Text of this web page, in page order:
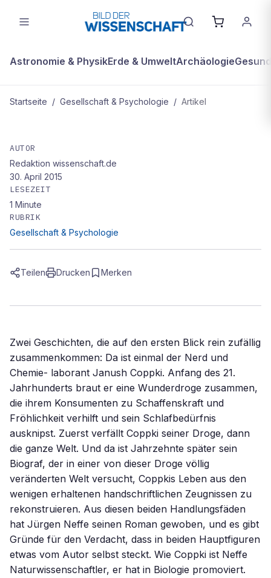
Astronomie & PhysikErde & UmweltArchäologie
Startseite / Gesellschaft & Psychologie / Artikel
Schlaflos fröhlich
AUTOR
Redaktion wissenschaft.de
30. April 2015
LESEZEIT
1 Minute
RUBRIK
Gesellschaft & Psychologie
Teilen Drucken Merken
Zwei Geschichten, die auf den ersten Blick rein zufällig
zusammenkommen: Da ist einmal der Nerd und
Chemie- laborant Janush Coppki. Anfang des 21.
Jahrhunderts braut er eine Wunderdroge zusammen,
die ihrem Konsumenten zu Schaffenskraft und
Fröhlichkeit verhilft und sein Schlafbedürfnis
ausknipst. Zuerst verfällt Coppki seiner Droge, dann
die ganze Welt. Und da ist Jahrzehnte später sein
Biograf, der in einer von dieser Droge völlig
veränderten Welt versucht, Coppkis Leben aus den
wenigen erhaltenen handschriftlichen Zeugnissen zu
rekonstruieren. Aus diesen beiden Handlungsfäden
hat Jürgen Neffe seinen Roman gewoben, und es gibt
Gründe für den Verdacht, dass in beiden Hauptfiguren
etwas vom Autor selbst steckt. Wie Coppki ist Neffe
Naturwissenschaftler, er hat in Biologie promoviert.